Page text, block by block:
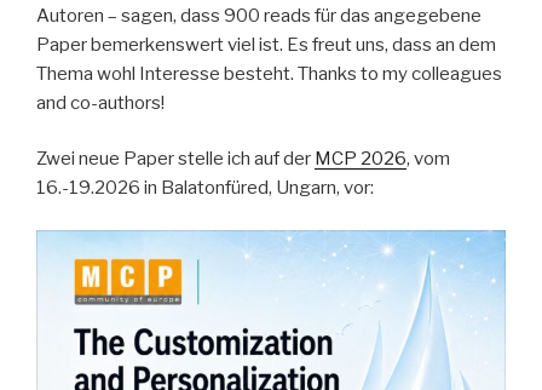
Autoren – sagen, dass 900 reads für das angegebene
Paper bemerkenswert viel ist. Es freut uns, dass an dem
Thema wohl Interesse besteht. Thanks to my colleagues
and co-authors!
Zwei neue Paper stelle ich auf der MCP 2026, vom
16.-19.2026 in Balatonfüred, Ungarn, vor: